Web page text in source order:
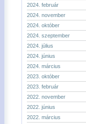
2024. február
2024. november
2024. október
2024. szeptember
2024. július
2024. június
2024. március
2023. október
2023. február
2022. november
2022. június
2022. március